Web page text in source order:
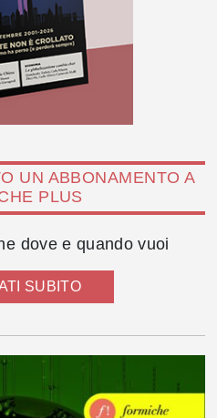
UN ABBONAMENTO A
PLUS
dove e quando vuoi
SUBITO